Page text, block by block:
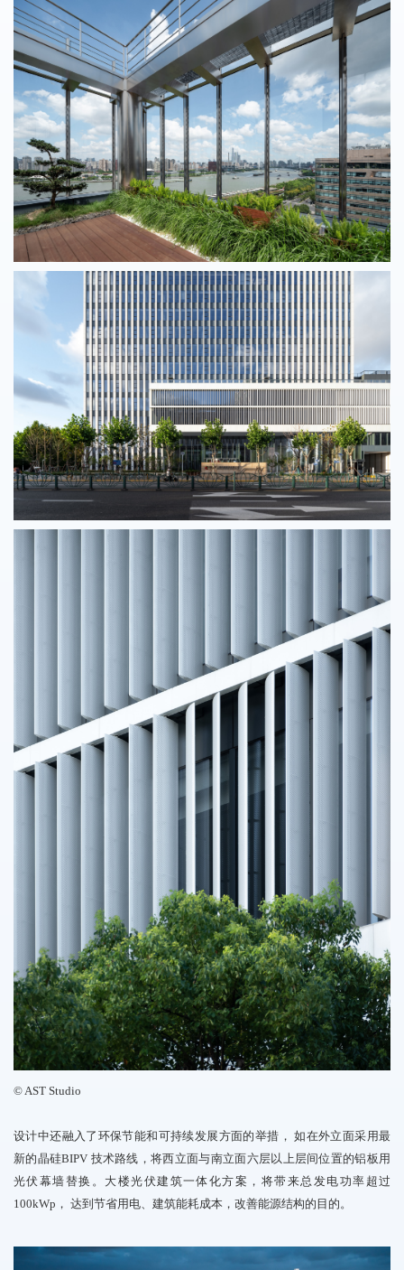
©AST Studio
设计中还融入了环保节能和可持续发展方面的举措， 如在外立面采用最
新的晶硅BIPV 技术路线，将西立面与南立面六层以上层间位置的铝板用
光伏幕墙替换。大楼光伏建筑一体化方案， 将带来总发电功率超过
100kWp ， 达到节省用电、建筑能耗成本， 改善能源结构的目的。